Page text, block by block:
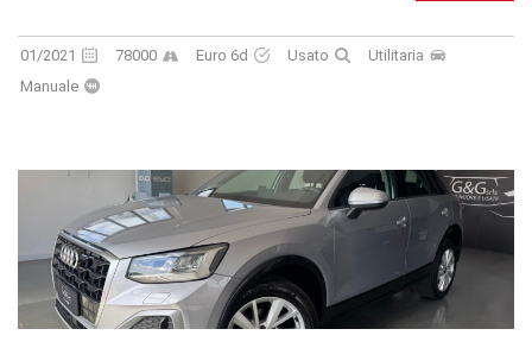
01/2021 78000 Euro 6d Usato
Utilitaria
Manuale